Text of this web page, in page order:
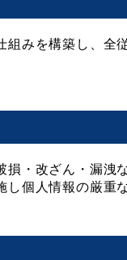
みを構築し、全
・改ざん・漏洩
個人情報の厳重